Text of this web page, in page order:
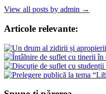
View all posts by admin →
Articole relevante: